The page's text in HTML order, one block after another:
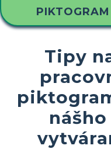
PIKTOGRAM
Tipy